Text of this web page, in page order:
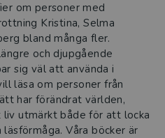
om personer med
Kristina, Selma
bland många fler.
och djupgående
sig väl att använda i
läsa om personer från
har förändrat världen,
liv utmärkt både för att locka
Våra böcker är